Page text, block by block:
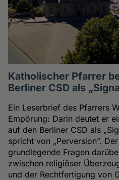
Katholischer Pfarrer
Berliner CSD als
Ein Leserbrief des Pfarrers
Empörung: Darin deutet er
auf den Berliner CSD als
spricht von „Perversion”.
grundlegende Fragen
zwischen religiöser
und der Rechtfertigung von